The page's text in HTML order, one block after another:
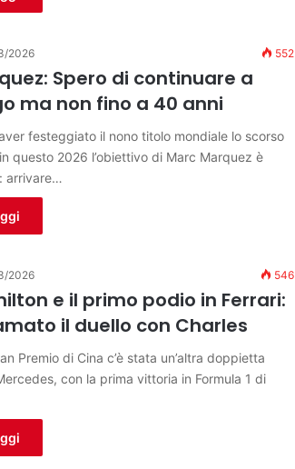
2026 552
Spero di continuare a
ma non fino a 40 anni
festeggiato il nono titolo mondiale lo scorso
questo 2026 l’obiettivo di Marc Marquez è
arrivare…
2026 546
e il primo podio in Ferrari:
il duello con Charles
Premio di Cina c’è stata un’altra doppietta
con la prima vittoria in Formula 1 di